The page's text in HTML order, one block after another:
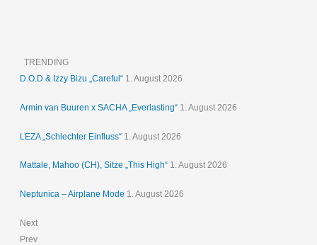
TRENDING
D.O.D & Izzy Bizu „Careful“ 1. August 2026
Armin van Buuren x SACHA „Everlasting“ 1. August 2026
LEZA „Schlechter Einfluss“ 1. August 2026
Mattale, Mahoo (CH), Sitze „This High“ 1. August 2026
Neptunica – Airplane Mode 1. August 2026
Next
Prev